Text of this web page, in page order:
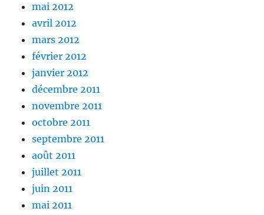
mai 2012
avril 2012
mars 2012
février 2012
janvier 2012
décembre 2011
novembre 2011
octobre 2011
septembre 2011
août 2011
juillet 2011
juin 2011
mai 2011